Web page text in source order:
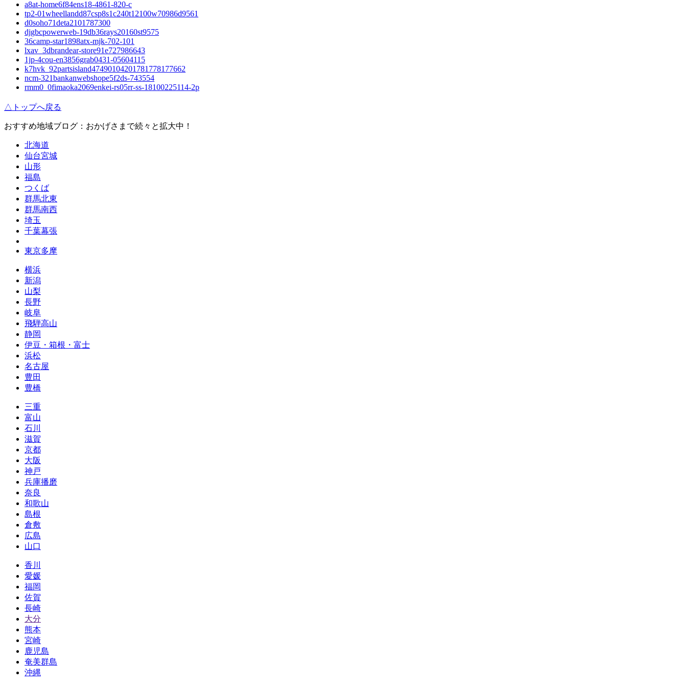
a8at-home6f84ens18-4861-820-c
tp2-01wheellandd87csp8s1c240t12100w70986d9561
d0soho71deta2101787300
djgbcpowerweb-19db36rays20160st9575
36camp-star1898atx-mjk-702-101
lxav_3dbrandear-store91e727986643
1jp-4cou-en3856grab0431-05604115
k7hvk_92partsisland47490104201781778177662
ncm-321bankanwebshope5f2ds-743554
rmm0_0fimaoka2069enkei-rs05rr-ss-18100225114-2p
△トップへ戻る
おすすめ地域ブログ：おかげさまで続々と拡大中！
北海道
仙台宮城
山形
福島
つくば
群馬北東
群馬南西
埼玉
千葉幕張
東京多摩
横浜
新潟
山梨
長野
岐阜
飛騨高山
静岡
伊豆・箱根・富士
浜松
名古屋
豊田
豊橋
三重
富山
石川
滋賀
京都
大阪
神戸
兵庫播磨
奈良
和歌山
島根
倉敷
広島
山口
香川
愛媛
福岡
佐賀
長崎
大分
熊本
宮崎
鹿児島
奄美群島
沖縄